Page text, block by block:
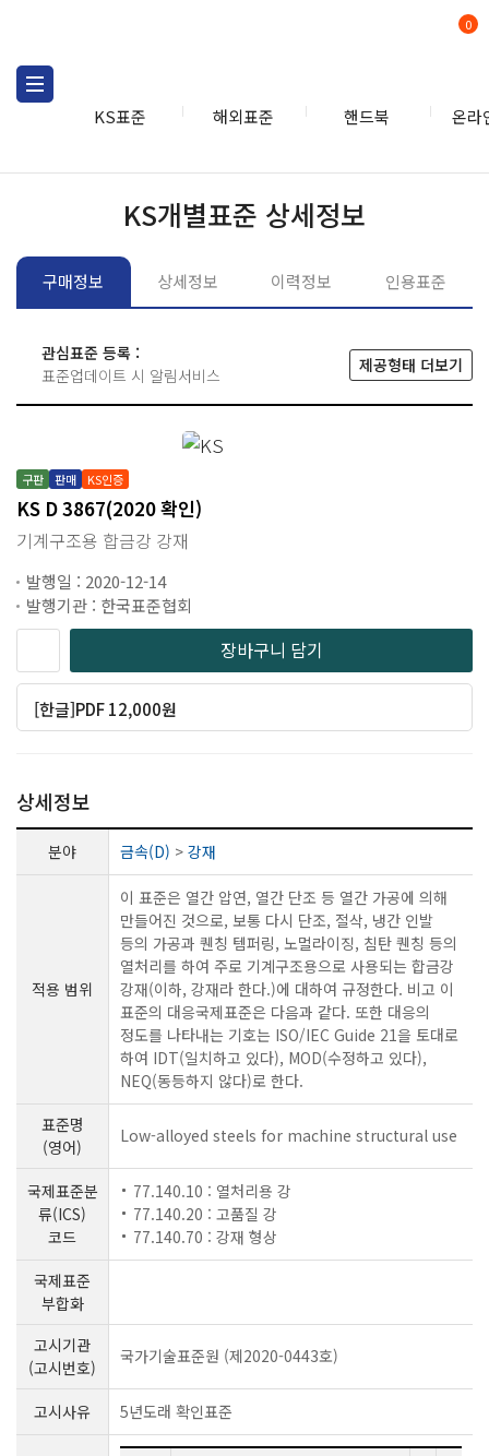
KS표준 해외표준 핸드북 온라
0
KS개별표준 상세정보
구매정보 상세정보 이력정보 인용표준
관심표준 등록 :
표준업데이트 시 알림서비스
제공형태 더보기
구판 판매 KS인증
KS D 3867(2020 확인)
기계구조용 합금강 강재
발행일 : 2020-12-14
발행기관 : 한국표준협회
장바구니 담기
[한글]PDF 12,000원
상세정보
분야 금속(D) > 강재
적용 범위
이 표준은 열간 압연, 열간 단조 등 열간 가공에 의해
만들어진 것으로, 보통 다시 단조, 절삭, 냉간 인발
등의 가공과 퀜칭 템퍼링, 노멀라이징, 침탄 퀜칭 등의
열처리를 하여 주로 기계구조용으로 사용되는 합금강
강재(이하, 강재라 한다.)에 대하여 규정한다. 비고 이
표준의 대응국제표준은 다음과 같다. 또한 대응의
정도를 나타내는 기호는 ISO/IEC Guide 21을 토대로
하여 IDT(일치하고 있다), MOD(수정하고 있다),
NEQ(동등하지 않다)로 한다.
표준명
(영어)
Low-alloyed steels for machine structural use
국제표준분
류(ICS)
코드
77.140.10 : 열처리용 강
77.140.20 : 고품질 강
77.140.70 : 강재 형상
국제표준
부합화
고시기관
(고시번호)
국가기술표준원 (제2020-0443호)
고시사유 5년도래 확인표준